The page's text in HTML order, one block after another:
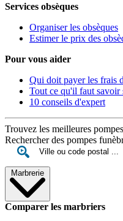
Services obsèques
Organiser les obsèques
Estimer le prix des
Pour vous aider
Qui doit payer les frais
Tout ce qu'il faut savoir
10 conseils d'expert
Trouvez les meilleures
Rechercher des pompes
Marbrerie
Comparer les marbriers